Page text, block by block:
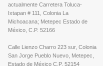
actualmente Carretera Toluca-
Ixtapan # 111, Colonia La
Michoacana; Metepec Estado de
México, C.P. 52166
Calle Lienzo Charro 223 sur, Colonia
San Jorge Pueblo Nuevo, Metepec,
Estado de México C.P. 52154